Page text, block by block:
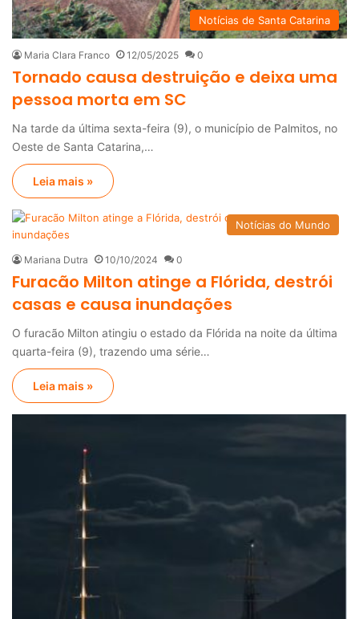
Notícias de Santa Catarina
Maria Clara Franco 12/05/2025 0
Tornado causa destruição e deixa uma
pessoa morta em SC
Na tarde da última sexta-feira (9), o município de Palmitos, no
Oeste de Santa Catarina,…
Leia mais »
Notícias do Mundo
Mariana Dutra 10/10/2024 0
Furacão Milton atinge a Flórida, destrói
casas e causa inundações
O furacão Milton atingiu o estado da Flórida na noite da última
quarta-feira (9), trazendo uma série…
Leia mais »